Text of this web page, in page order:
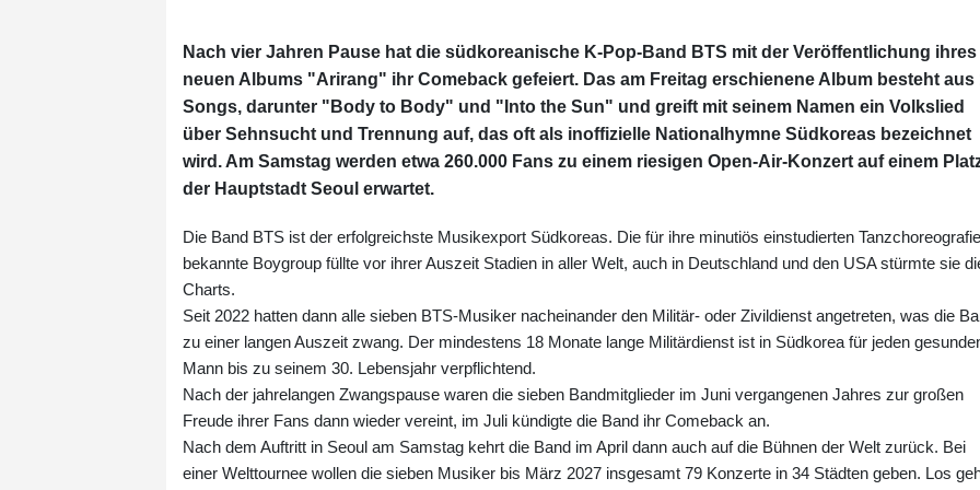
Nach vier Jahren Pause hat die südkoreanische K-Pop-Band BTS mit der Veröffentlichung ihres
neuen Albums "Arirang" ihr Comeback gefeiert. Das am Freitag erschienene Album besteht aus
Songs, darunter "Body to Body" und "Into the Sun" und greift mit seinem Namen ein Volkslied
über Sehnsucht und Trennung auf, das oft als inoffizielle Nationalhymne Südkoreas bezeichnet
wird. Am Samstag werden etwa 260.000 Fans zu einem riesigen Open-Air-Konzert auf einem
der Hauptstadt Seoul erwartet.
Die Band BTS ist der erfolgreichste Musikexport Südkoreas. Die für ihre minutiös einstudierten
bekannte Boygroup füllte vor ihrer Auszeit Stadien in aller Welt, auch in Deutschland und den USA stürmte sie
Charts.
Seit 2022 hatten dann alle sieben BTS-Musiker nacheinander den Militär- oder Zivildienst angetreten, was die
zu einer langen Auszeit zwang. Der mindestens 18 Monate lange Militärdienst ist in Südkorea für jeden
Mann bis zu seinem 30. Lebensjahr verpflichtend.
Nach der jahrelangen Zwangspause waren die sieben Bandmitglieder im Juni vergangenen Jahres zur großen
Freude ihrer Fans dann wieder vereint, im Juli kündigte die Band ihr Comeback an.
Nach dem Auftritt in Seoul am Samstag kehrt die Band im April dann auch auf die Bühnen der Welt zurück. Bei
einer Welttournee wollen die sieben Musiker bis März 2027 insgesamt 79 Konzerte in 34 Städten geben. Los